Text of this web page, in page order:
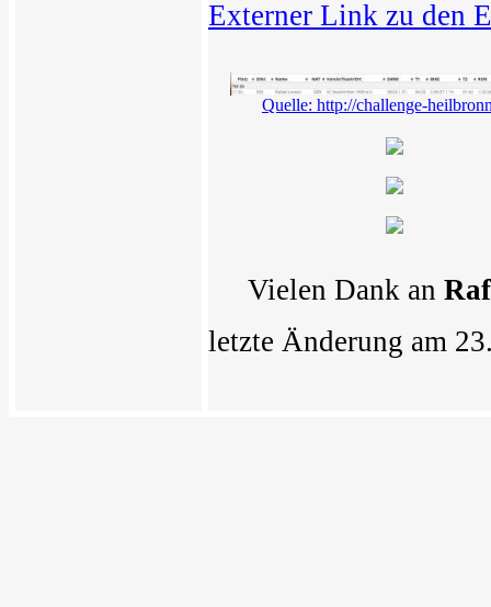
Externer Link zu den
Quelle: http://challenge-
Vielen Dank an
letzte Änderung am